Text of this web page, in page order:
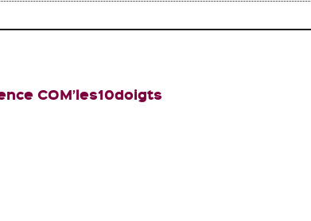
COM’les10doigts